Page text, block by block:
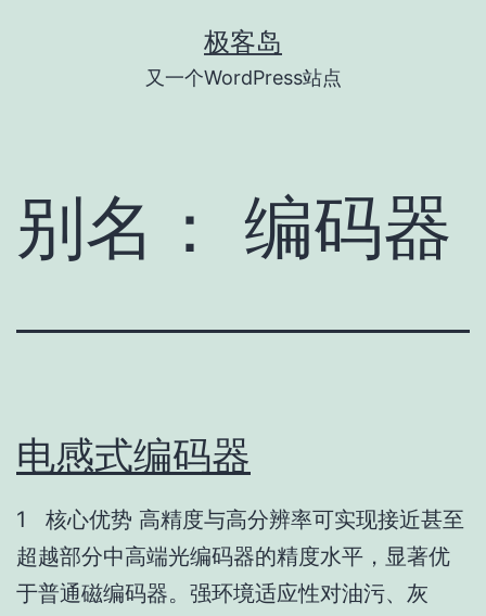
极客岛
又一个WordPress站点
别名： 编码器
电感式编码器
1 核心优势 高精度与高分辨率可实现接近甚至
超越部分中高端光编码器的精度水平，显著优
于普通磁编码器。强环境适应性对油污、灰